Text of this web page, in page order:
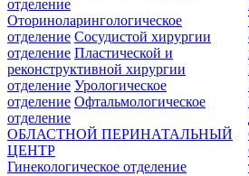
отделение
Оториноларингологическое
отделение Сосудистой хирургии
отделение Пластической и
реконструктивной хирургии
отделение Урологическое
отделение Офтальмологическое
отделение
ОБЛАСТНОЙ ПЕРИНАТАЛЬНЫЙ
ЦЕНТР
Гинекологическое отделение